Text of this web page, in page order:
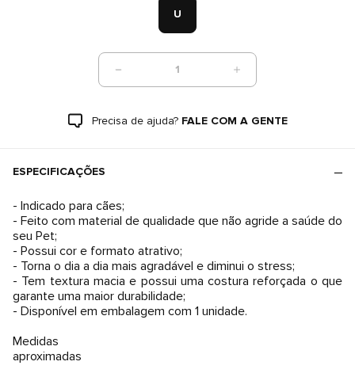
U
1
Precisa de ajuda? FALE COM A GENTE
ESPECIFICAÇÕES
- Indicado para cães;
- Feito com material de qualidade que não agride a saúde do
seu Pet;
- Possui cor e formato atrativo;
- Torna o dia a dia mais agradável e diminui o stress;
- Tem textura macia e possui uma costura reforçada o que
garante uma maior durabilidade;
- Disponível em embalagem com 1 unidade.
Medidas
aproximadas